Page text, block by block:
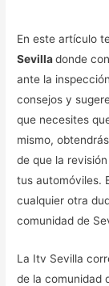
En este artículo
Sevilladonde
ante la
consejos y
que necesites
mismo,
de que la
tus automóviles.
cualquier otra
comunidad de
La Itv Sevilla
de la comunidad